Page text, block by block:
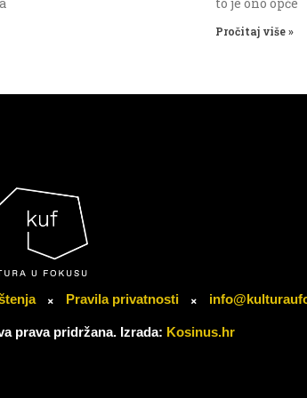
Pročitaj više »
Pravila privatnosti
prava pridržana. Izrada: Kosinus.hr